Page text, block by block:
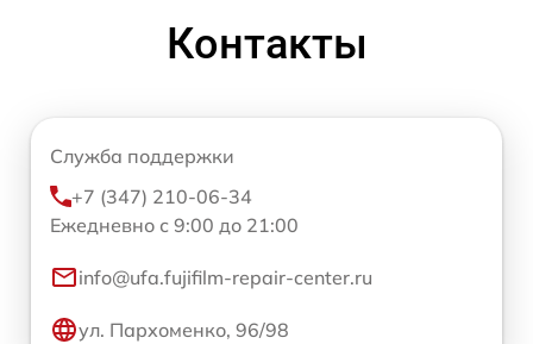
Контакты
Служба поддержки
+7 (347) 210-06-34
Ежедневно с 9:00 до 21:00
info@ufa.fujifilm-repair-center.ru
ул. Пархоменко, 96/98